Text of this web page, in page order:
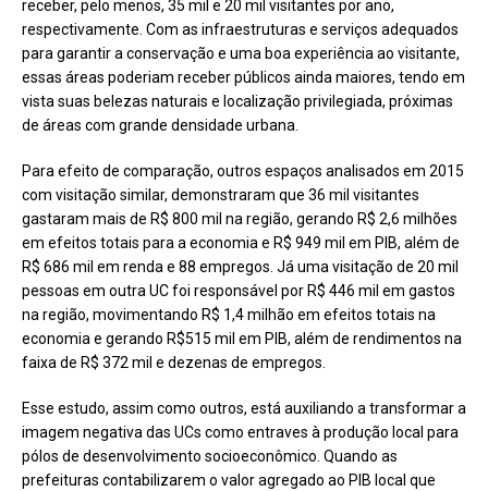
receber, pelo menos, 35 mil e 20 mil visitantes por ano,
respectivamente. Com as infraestruturas e serviços adequados
para garantir a conservação e uma boa experiência ao visitante,
essas áreas poderiam receber públicos ainda maiores, tendo em
vista suas belezas naturais e localização privilegiada, próximas
de áreas com grande densidade urbana.
Para efeito de comparação, outros espaços analisados em 2015
com visitação similar, demonstraram que 36 mil visitantes
gastaram mais de R$ 800 mil na região, gerando R$ 2,6 milhões
em efeitos totais para a economia e R$ 949 mil em PIB, além de
R$ 686 mil em renda e 88 empregos. Já uma visitação de 20 mil
pessoas em outra UC foi responsável por R$ 446 mil em gastos
na região, movimentando R$ 1,4 milhão em efeitos totais na
economia e gerando R$515 mil em PIB, além de rendimentos na
faixa de R$ 372 mil e dezenas de empregos.
Esse estudo, assim como outros, está auxiliando a transformar a
imagem negativa das UCs como entraves à produção local para
pólos de desenvolvimento socioeconômico. Quando as
prefeituras contabilizarem o valor agregado ao PIB local que